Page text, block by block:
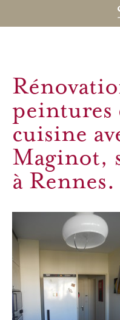
peintures
cuisine
Maginot,
à Rennes.